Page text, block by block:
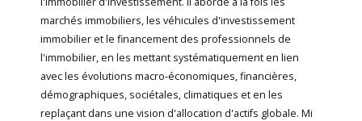
marchés immobiliers, les véhicules d'investissement
immobilier et le financement des professionnels de
l'immobilier, en les mettant systématiquement en lien
avec les évolutions macro-économiques, financières,
démographiques, sociétales, climatiques et en les
replaçant dans une vision d'allocation d'actifs globale. Mi